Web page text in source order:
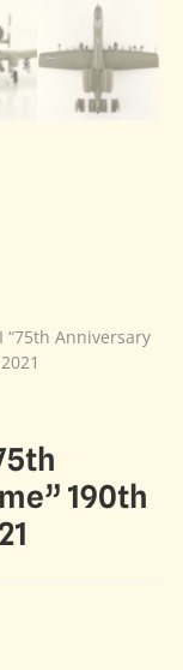
“75th Anniversary
190th